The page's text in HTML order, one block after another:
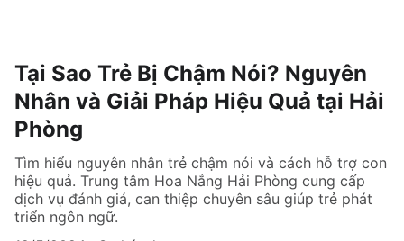
Tại Sao Trẻ Bị Chậm Nói? Nguyên
Nhân và Giải Pháp Hiệu Quả tại Hải
Phòng
Tìm hiểu nguyên nhân trẻ chậm nói và cách hỗ trợ con
hiệu quả. Trung tâm Hoa Nắng Hải Phòng cung cấp
dịch vụ đánh giá, can thiệp chuyên sâu giúp trẻ phát
triển ngôn ngữ.